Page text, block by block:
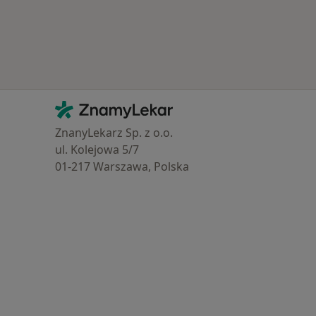
Kontakt
ZnamyLekar - Hlavní stránka
ZnanyLekarz Sp. z o.o.
ul. Kolejowa 5/7
01-217 Warszawa, Polska